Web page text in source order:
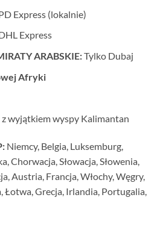
Express (lokalnie)
Express
ARABSKIE:Tylko Dubaj
Afryki
z wyjątkiem wyspy Kalimantan
Niemcy, Belgia, Luksemburg,
Chorwacja, Słowacja, Słowenia,
Austria, Francja, Włochy, Węgry,
Łotwa, Grecja, Irlandia, Portugalia,